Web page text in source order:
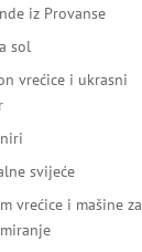
iz Provanse
sol
vrećice i ukrasni
svijeće
vrećice i mašine za